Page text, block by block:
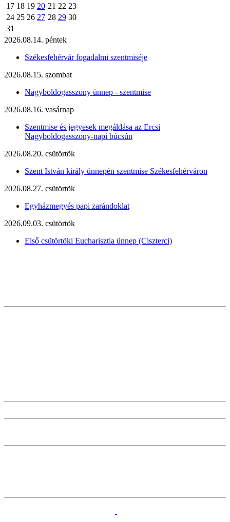
17 18 19 20 21 22 23
24 25 26 27 28 29 30
31
2026.08.14. péntek
Székesfehérvár fogadalmi szentmiséje
2026.08.15. szombat
Nagyboldogasszony ünnep - szentmise
2026.08.16. vasárnap
Szentmise és jegyesek megáldása az Ercsi
Nagyboldogasszony-napi búcsún
2026.08.20. csütörtök
Szent István király ünnepén szentmise Székesfehérváron
2026.08.27. csütörtök
Egyházmegyés papi zarándoklat
2026.09.03. csütörtök
Első csütörtöki Eucharisztia ünnep (Ciszterci)